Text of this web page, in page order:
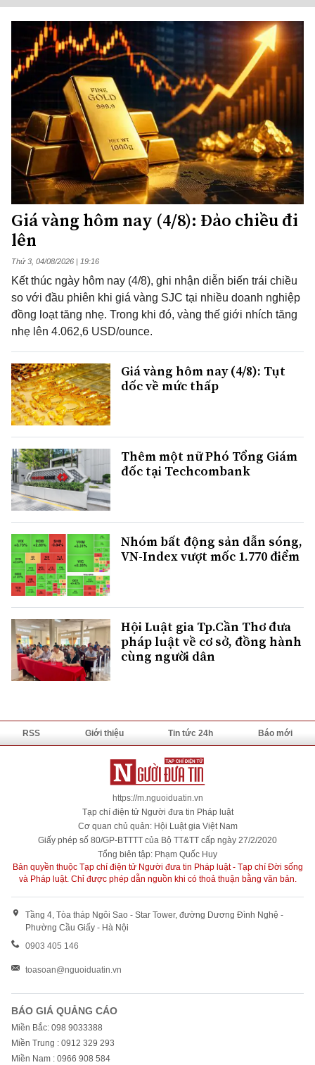
Giá vàng hôm nay (4/8): Đảo chiều đi
lên
Thứ 3, 04/08/2026 | 19:16
Kết thúc ngày hôm nay (4/8), ghi nhận diễn biến trái chiều
so với đầu phiên khi giá vàng SJC tại nhiều doanh nghiệp
đồng loạt tăng nhẹ. Trong khi đó, vàng thế giới nhích tăng
nhẹ lên 4.062,6 USD/ounce.
Giá vàng hôm nay (4/8): Tụt
dốc về mức thấp
Thêm một nữ Phó Tổng Giám
đốc tại Techcombank
Nhóm bất động sản dẫn sóng,
VN-Index vượt mốc 1.770 điểm
Hội Luật gia Tp.Cần Thơ đưa
pháp luật về cơ sở, đồng hành
cùng người dân
RSS Giới thiệu Tin tức 24h Báo mới
https://m.nguoiduatin.vn
Tạp chí điện tử Người đưa tin Pháp luật
Cơ quan chủ quản: Hội Luật gia Việt Nam
Giấy phép số 80/GP-BTTTT của Bộ TT&TT cấp ngày 27/2/2020
Tổng biên tập: Phạm Quốc Huy
Bản quyền thuộc Tạp chí điện tử Người đưa tin Pháp luật - Tạp chí Đời sống
và Pháp luật. Chỉ được phép dẫn nguồn khi có thoả thuận bằng văn bản.
Tầng 4, Tòa tháp Ngôi Sao - Star Tower, đường Dương Đình Nghệ -
Phường Cầu Giấy - Hà Nội
0903 405 146
toasoan@nguoiduatin.vn
BÁO GIÁ QUẢNG CÁO
Miền Bắc: 098 9033388
Miền Trung : 0912 329 293
Miền Nam : 0966 908 584